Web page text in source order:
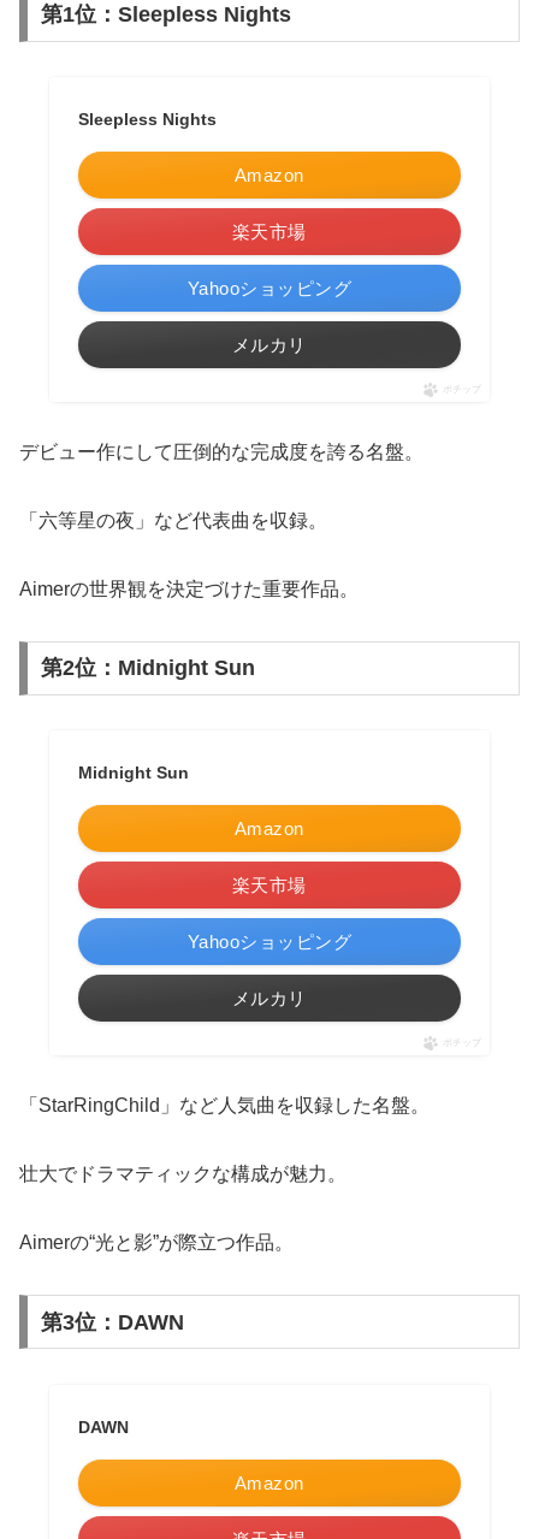
第1位：Sleepless Nights
Sleepless Nights
Amazon
楽天市場
Yahooショッピング
メルカリ
ポチップ
デビュー作にして圧倒的な完成度を誇る名盤。
「六等星の夜」など代表曲を収録。
Aimerの世界観を決定づけた重要作品。
第2位：Midnight Sun
Midnight Sun
Amazon
楽天市場
Yahooショッピング
メルカリ
ポチップ
「StarRingChild」など人気曲を収録した名盤。
壮大でドラマティックな構成が魅力。
Aimerの“光と影”が際立つ作品。
第3位：DAWN
DAWN
Amazon